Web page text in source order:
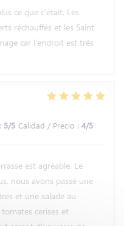
ce que c’était. Les
réchauffés et les Saint
car l’endroit est très
: 5/5 Calidad / Precio : 4/5
est agréable. Le
nous avons passé une
et une salade au
cerises et